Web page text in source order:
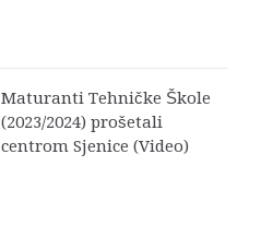
Maturanti Tehničke Škole
(2023/2024) prošetali
centrom Sjenice (Video)